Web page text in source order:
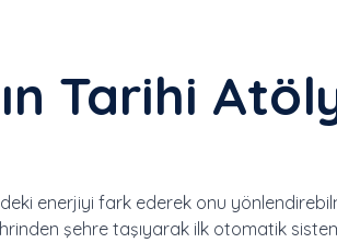
Tarihi
enerjiyi fark ederek onu
şehre taşıyarak ilk otomatik